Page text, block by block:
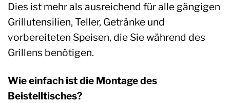
Dies ist mehr als ausreichend für alle gängigen
Grillutensilien, Teller, Getränke und
vorbereiteten Speisen, die Sie während des
Grillens benötigen.
Wie einfach ist die Montage des
Beistelltisches?